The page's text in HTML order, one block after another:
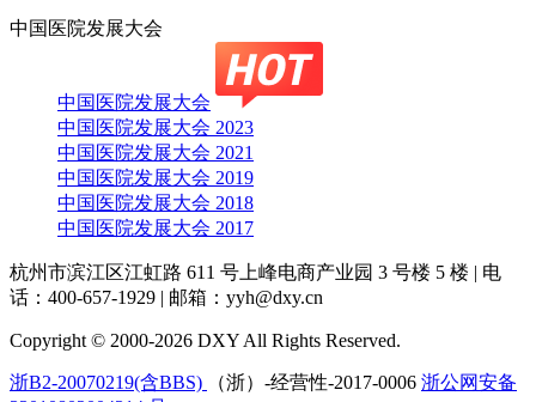
中国医院发展大会
中国医院发展大会
中国医院发展大会 2023
中国医院发展大会 2021
中国医院发展大会 2019
中国医院发展大会 2018
中国医院发展大会 2017
杭州市滨江区江虹路 611 号上峰电商产业园 3 号楼 5 楼 | 电
话：400-657-1929 | 邮箱：yyh@dxy.cn
Copyright © 2000-2026 DXY All Rights Reserved.
浙B2-20070219(含BBS) （浙）-经营性-2017-0006 浙公网安备